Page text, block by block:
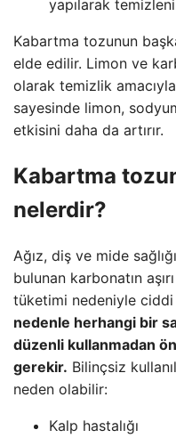
yapılarak
Kabartma tozunun
elde edilir. Limon ve
olarak temizlik
sayesinde limon,
etkisini daha da artırır.
Kabartma
nelerdir?
Ağız, diş ve mide
bulunan karbonatın
tüketimi nedeniyle
nedenle herhangi bir
düzenli kullanmadan
gerekir. Bilinçsiz
neden olabilir:
Kalp hastalığı